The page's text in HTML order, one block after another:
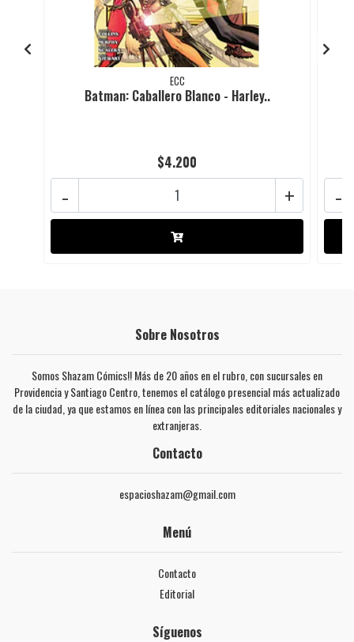
ECC
Batman: Caballero Blanco - Harley..
$4.200
+
- -
Sobre Nosotros
Somos Shazam Cómics!! Más de 20 años en el rubro, con sucursales en
Providencia y Santiago Centro, tenemos el catálogo presencial más actualizado
de la ciudad, ya que estamos en línea con las principales editoriales nacionales y
extranjeras.
Contacto
espacioshazam@gmail.com
Menú
Contacto
Editorial
Síguenos